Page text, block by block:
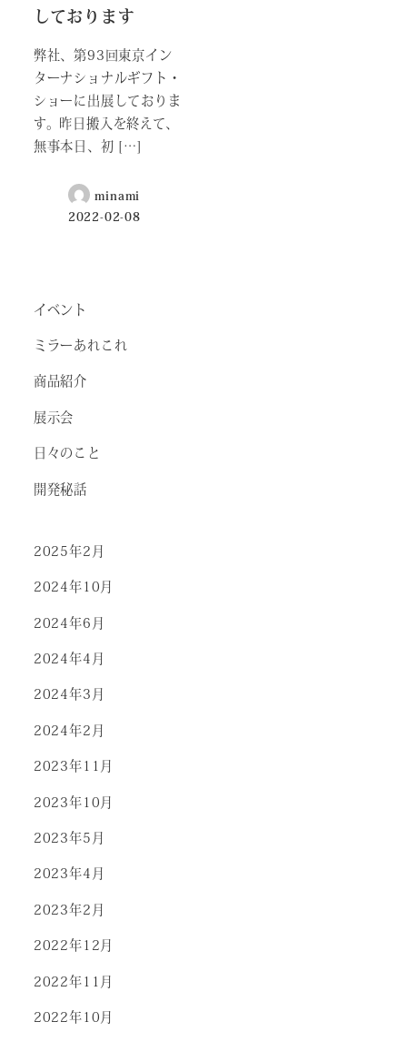
しております
弊社、第93回東京イン
ターナショナルギフト・
ショーに出展しておりま
す。昨日搬入を終えて、
無事本日、初 […]
minami
2022-02-08
イベント
ミラーあれこれ
商品紹介
展示会
日々のこと
開発秘話
2025年2月
2024年10月
2024年6月
2024年4月
2024年3月
2024年2月
2023年11月
2023年10月
2023年5月
2023年4月
2023年2月
2022年12月
2022年11月
2022年10月